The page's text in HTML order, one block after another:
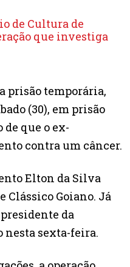
de Cultura de
que investiga
prisão temporária,
(30), em prisão
que o ex-
contra um câncer.
Elton da Silva
Clássico Goiano. Já
da
nesta sexta-feira.